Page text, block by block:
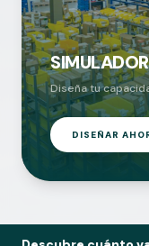
Diseña tu
DISEÑAR